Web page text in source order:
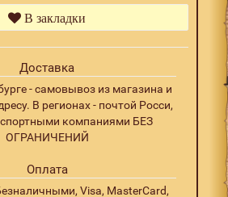
В закладки
Доставка
- самовывоз из магазина и
В регионах - почтой Росси,
компаниями БЕЗ
ОГРАНИЧЕНИЙ
Оплата
Visa, MasterCard,